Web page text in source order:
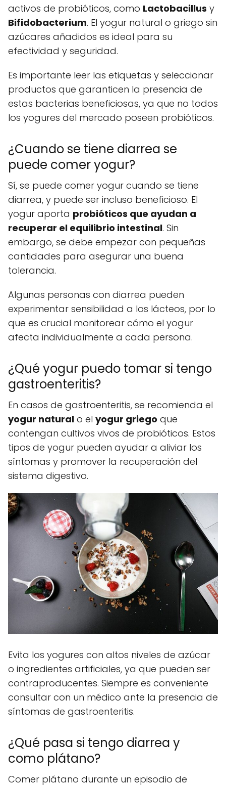
activos de probióticos, como Lactobacillus y
Bifidobacterium. El yogur natural o griego sin
azúcares añadidos es ideal para su
efectividad y seguridad.
Es importante leer las etiquetas y seleccionar
productos que garanticen la presencia de
estas bacterias beneficiosas, ya que no todos
los yogures del mercado poseen probióticos.
¿Cuando se tiene diarrea se
puede comer yogur?
Sí, se puede comer yogur cuando se tiene
diarrea, y puede ser incluso beneficioso. El
yogur aporta probióticos que ayudan a
recuperar el equilibrio intestinal. Sin
embargo, se debe empezar con pequeñas
cantidades para asegurar una buena
tolerancia.
Algunas personas con diarrea pueden
experimentar sensibilidad a los lácteos, por lo
que es crucial monitorear cómo el yogur
afecta individualmente a cada persona.
¿Qué yogur puedo tomar si tengo
gastroenteritis?
En casos de gastroenteritis, se recomienda el
yogur natural o el yogur griego que
contengan cultivos vivos de probióticos. Estos
tipos de yogur pueden ayudar a aliviar los
síntomas y promover la recuperación del
sistema digestivo.
Evita los yogures con altos niveles de azúcar
o ingredientes artificiales, ya que pueden ser
contraproducentes. Siempre es conveniente
consultar con un médico ante la presencia de
síntomas de gastroenteritis.
¿Qué pasa si tengo diarrea y
como plátano?
Comer plátano durante un episodio de